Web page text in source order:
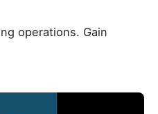
operations. Gain